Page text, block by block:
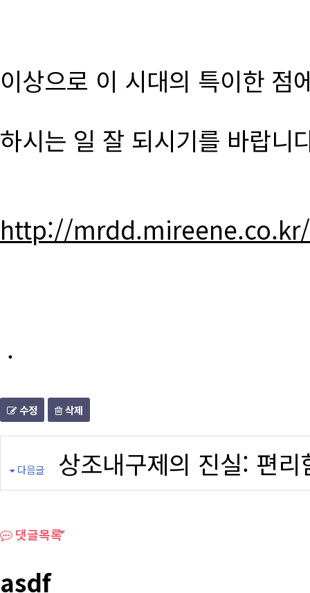
이상으로 이 시대의 특이한 점
하시는 일 잘 되시기를 바랍니
http://
.
수정 삭제
다음글 상조내구제의 진실: 편
댓글목록
asdf